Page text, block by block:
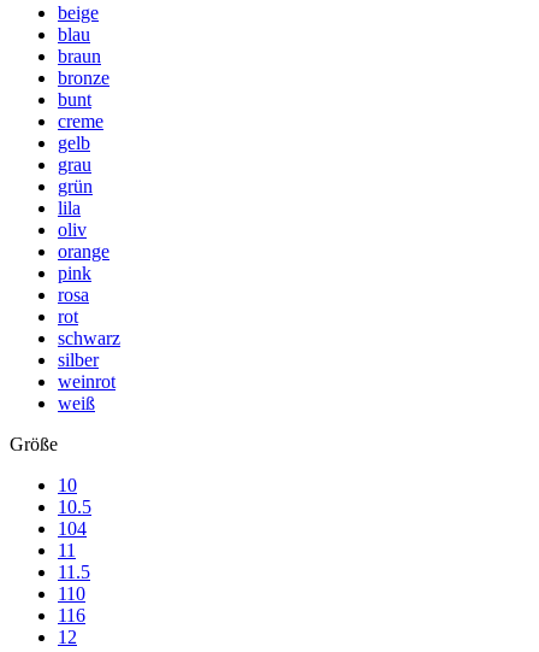
beige
blau
braun
bronze
bunt
creme
gelb
grau
grün
lila
oliv
orange
pink
rosa
rot
schwarz
silber
weinrot
weiß
Größe
10
10.5
104
11
11.5
110
116
12